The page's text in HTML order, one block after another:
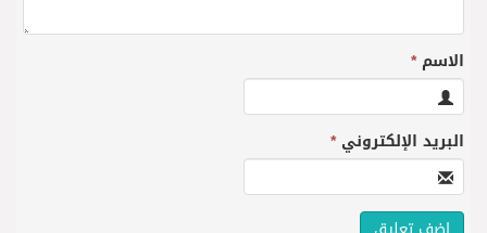
الاسم*
البريد الإلكتروني*